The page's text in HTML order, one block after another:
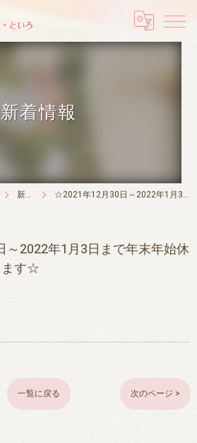
新着情報
新着情報 ☆2021年12月30日～2022年1月3日まで年末年始休業させていただきます☆
2022年1月3日まで年末年始休
ます☆
一覧に戻る 次のページ >